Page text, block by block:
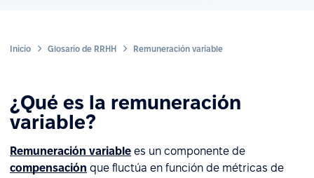
Inicio Glosario de RRHH Remuneración variable
¿Qué es la remuneración
variable?
Remuneración variable es un componente de
compensación que fluctúa en función de métricas de